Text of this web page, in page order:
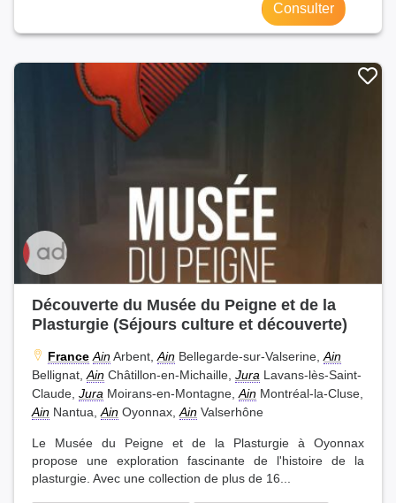
Consulter
Découverte du Musée du Peigne et de la
Plasturgie (Séjours culture et découverte)
France AinArbent, Ain Bellegarde-sur-Valserine, Ain
Bellignat, Ain Châtillon-en-Michaille, Jura Lavans-lès-Saint-
Claude, Jura Moirans-en-Montagne, Ain Montréal-la-Cluse,
Ain Nantua, Ain Oyonnax, Ain Valserhône
Le Musée du Peigne et de la Plasturgie à Oyonnax
propose une exploration fascinante de l'histoire de la
plasturgie. Avec une collection de plus de 16...